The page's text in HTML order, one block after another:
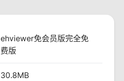
ehviewer免会员版完全免
费版
30.8MB